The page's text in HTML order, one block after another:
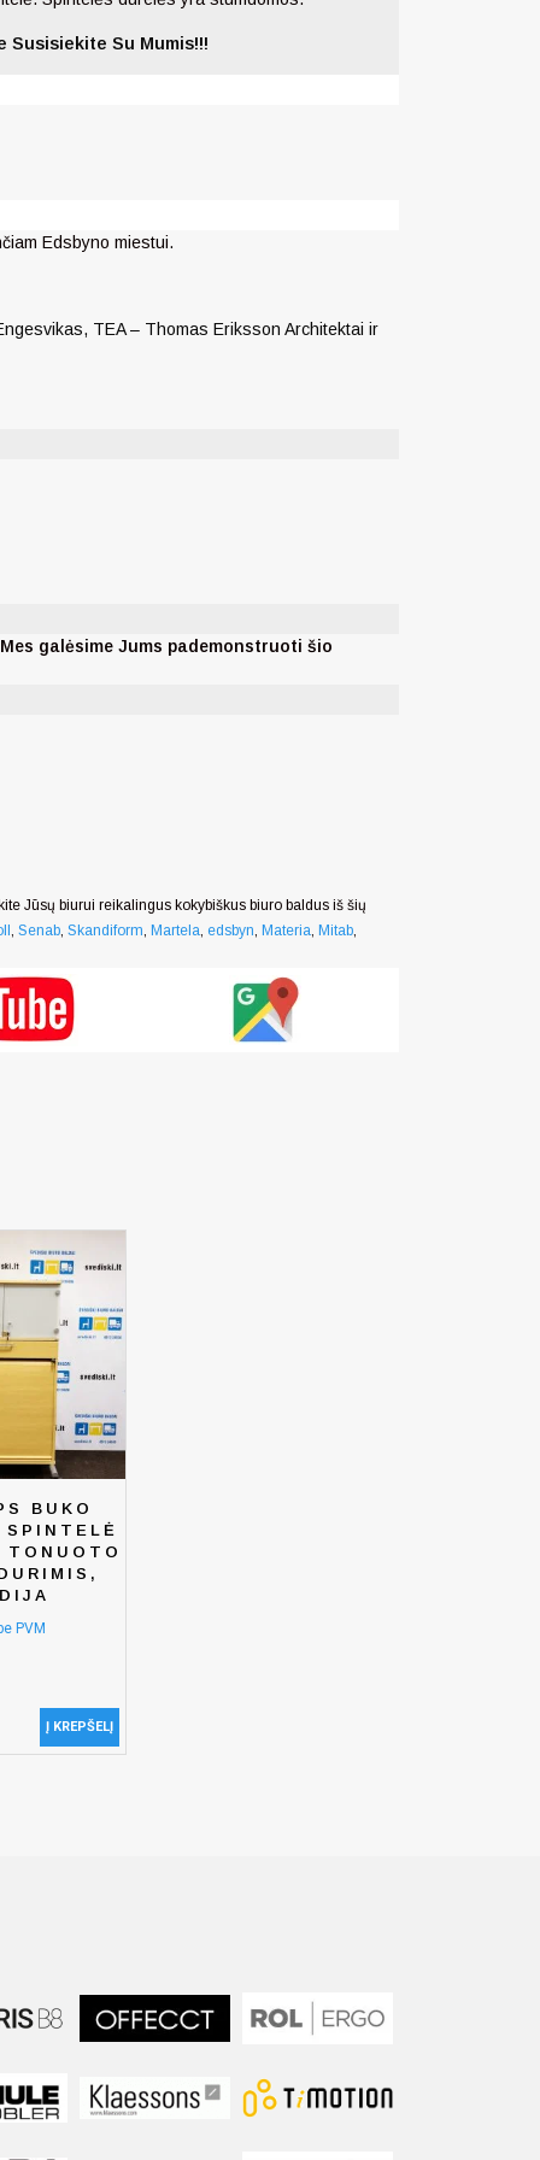
Susisiekite Su Mumis!!!
Edsbyno miestui.
TEA – Thomas Eriksson Architektai ir
galėsime Jums pademonstruoti šio
Jūsų biurui reikalingus kokybiškus biuro baldus iš šių
, Senab, Skandiform, Martela, edsbyn, Materia, Mitab,
BUKO
SPINTELĖ
PVM
Į KREPŠELĮ